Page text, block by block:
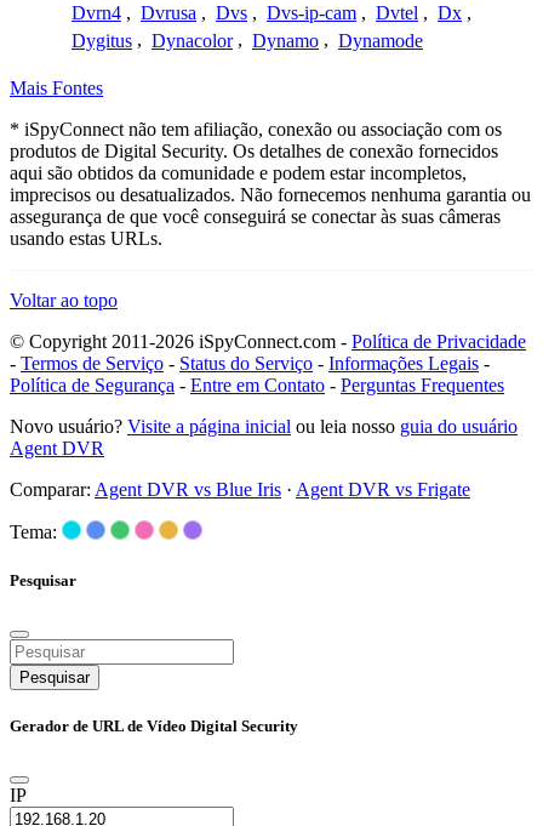
Dvrn4 , Dvrusa , Dvs , Dvs-ip-cam , Dvtel , Dx ,
Dygitus , Dynacolor , Dynamo , Dynamode
Mais Fontes
* iSpyConnect não tem afiliação, conexão ou associação com os
produtos de Digital Security. Os detalhes de conexão fornecidos
aqui são obtidos da comunidade e podem estar incompletos,
imprecisos ou desatualizados. Não fornecemos nenhuma garantia ou
assegurança de que você conseguirá se conectar às suas câmeras
usando estas URLs.
Voltar ao topo
© Copyright 2011-2026 iSpyConnect.com - Política de Privacidade
- Termos de Serviço - Status do Serviço - Informações Legais -
Política de Segurança - Entre em Contato - Perguntas Frequentes
Novo usuário? Visite a página inicial ou leia nosso guia do usuário
Agent DVR
Comparar: Agent DVR vs Blue Iris · Agent DVR vs Frigate
Tema:
Pesquisar
Pesquisar
Gerador de URL de Vídeo Digital Security
IP